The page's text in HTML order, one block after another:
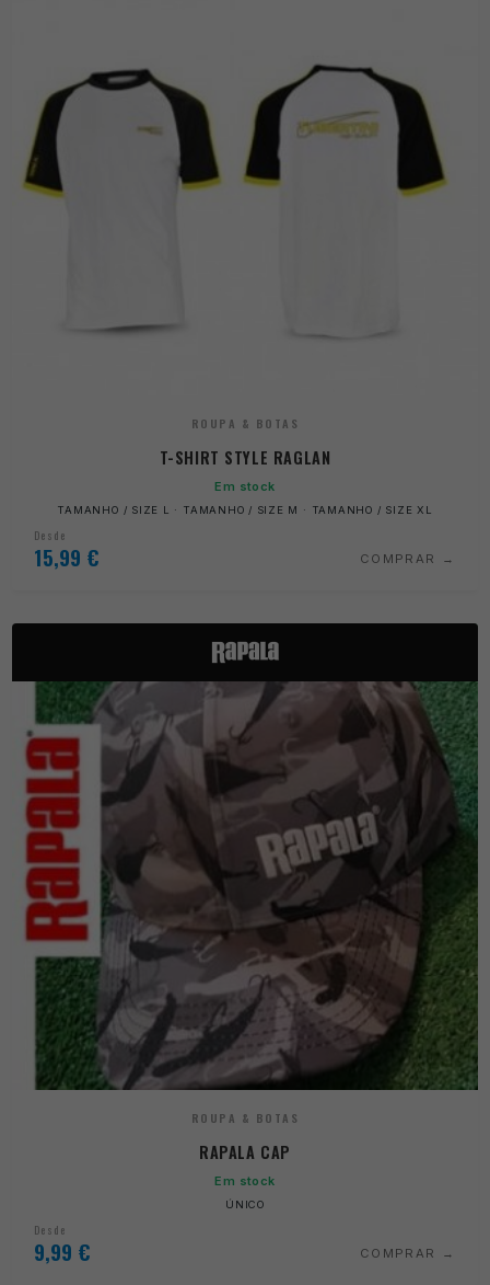
ROUPA & BOTAS
T-SHIRT STYLE RAGLAN
Em stock
TAMANHO / SIZE L · TAMANHO / SIZE M · TAMANHO / SIZE XL
Desde
15,99 € COMPRAR
ROUPA & BOTAS
RAPALA CAP
Em stock
ÚNICO
Desde
9,99 € COMPRAR